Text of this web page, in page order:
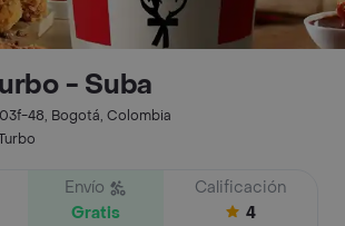
- Suba
48, Bogotá, Colombia
Envío
Gratis
Calificación
4